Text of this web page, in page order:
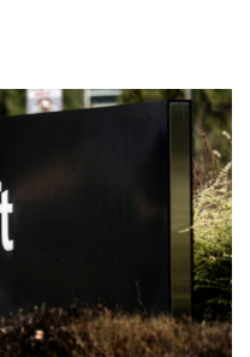
Đời sống
Nhà đẹp